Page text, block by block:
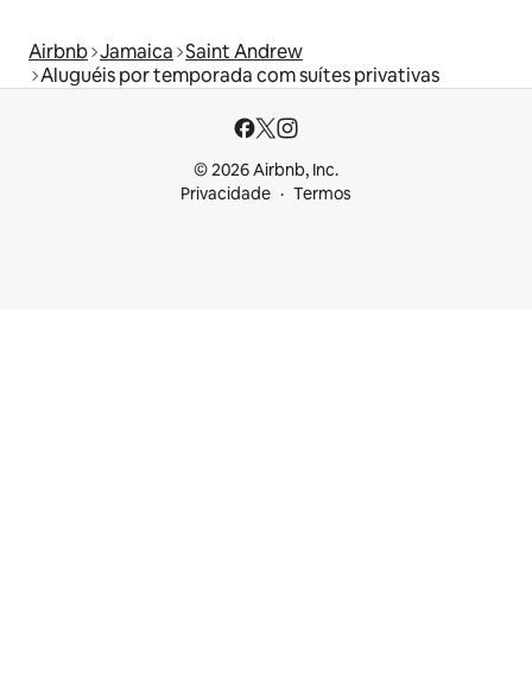
Airbnb Jamaica Saint Andrew
Aluguéis por temporada com suítes privativas
© 2026 Airbnb, Inc.
Privacidade
Termos